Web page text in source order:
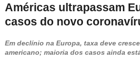
Américas ultrapassam
casos do novo
Em declínio na Europa, taxa deve
americano; maioria dos casos ainda